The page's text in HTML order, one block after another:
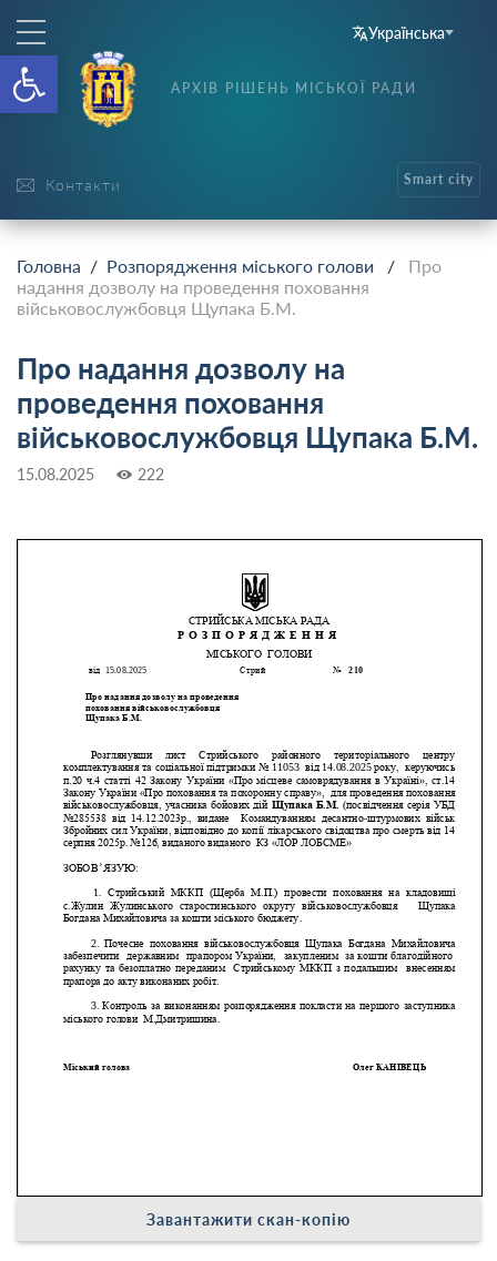
Відкрити Панель
Українська
Контакти
АРХІВ РІШЕНЬ МІСЬКОЇ РАДИ
Smart city
Головна / Розпорядження міського голови / Про
надання дозволу на проведення поховання
військовослужбовця Щупака Б.М.
Про надання дозволу на
проведення поховання
військовослужбовця Щупака Б.М.
15.08.2025 222
Завантажити скан-копію